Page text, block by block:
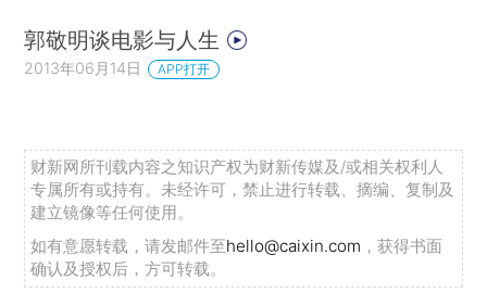
郭敬明谈电影与人生
2013年06月14日 APP打开
财新网所刊载内容之知识产权为财新传媒及/或相关权利人
专属所有或持有。未经许可，禁止进行转载、摘编、复制及
建立镜像等任何使用。
如有意愿转载，请发邮件至hello@caixin.com ，获得书面
确认及授权后，方可转载。